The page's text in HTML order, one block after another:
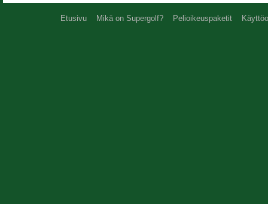
Etusivu Mikä on Supergolf? Pelioikeuspaketit